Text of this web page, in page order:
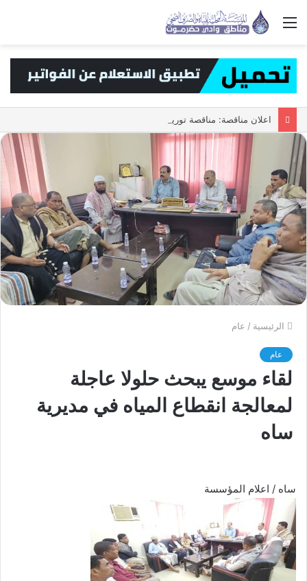
القائمة
اعلان مناقصة: مناقصة توريد عدادات المياه حجم 1/2 ه
الرئيسية / عام
عام
لقاء موسع يبحث حلولا عاجلة
لمعالجة انقطاع المياه في مديرية
ساه
ساه / اعلام المؤسسة